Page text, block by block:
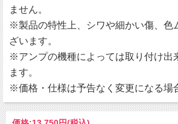
ません。
※製品の特性上、シワや細かい傷、色
ざいます。
※アンプの機種によっては取り付け出
ます。
※価格・仕様は予告なく変更になる場